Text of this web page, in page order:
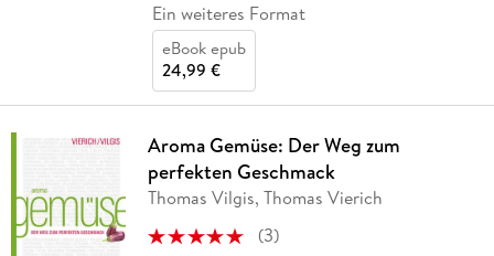
Ein weiteres Format
eBook epub
24,99 €
Aroma Gemüse: Der Weg zum
perfekten Geschmack
Thomas Vilgis, Thomas Vierich
(3)